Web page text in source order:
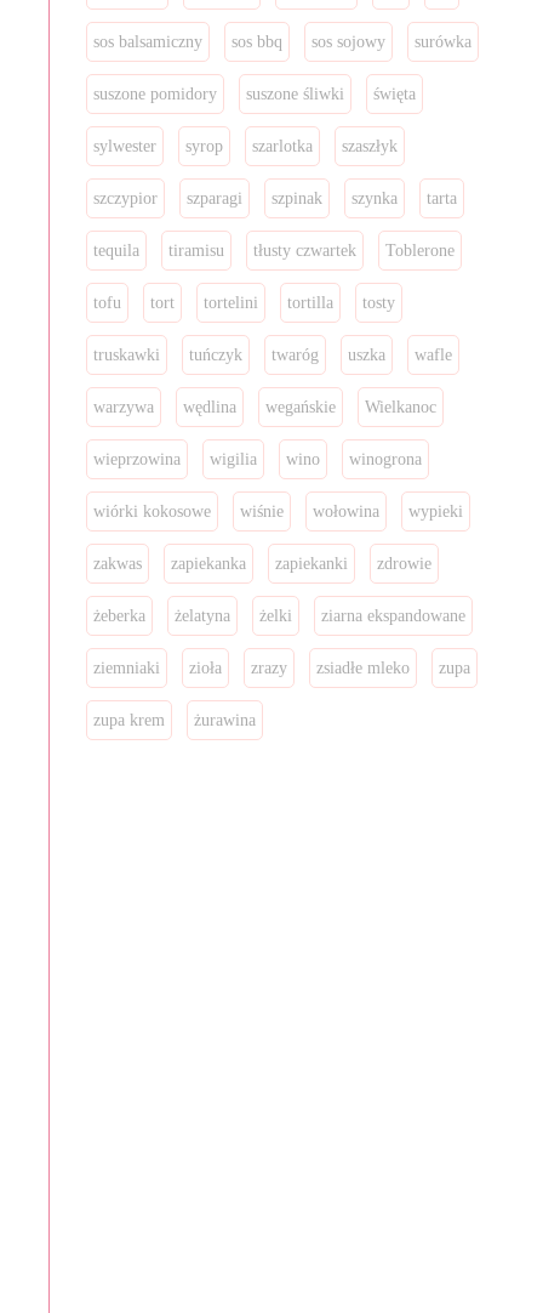
sos balsamiczny sos bbq sos sojowy surówka
suszone pomidory suszone śliwki święta
sylwester syrop szarlotka szaszłyk
szczypior szparagi szpinak szynka tarta
tequila tiramisu tłusty czwartek Toblerone
tofu tort tortelini tortilla tosty
truskawki tuńczyk twaróg uszka wafle
warzywa wędlina wegańskie Wielkanoc
wieprzowina wigilia wino winogrona
wiórki kokosowe wiśnie wołowina wypieki
zakwas zapiekanka zapiekanki zdrowie
żeberka żelatyna żelki ziarna ekspandowane
ziemniaki zioła zrazy zsiadłe mleko zupa
zupa krem żurawina